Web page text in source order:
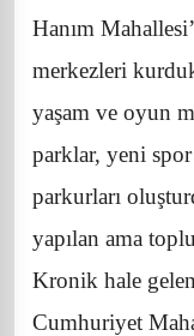
Hanım
merkezleri
yaşam ve oyun
parklar, yeni
parkurları
yapılan ama
Kronik hale
Cumhuriyet